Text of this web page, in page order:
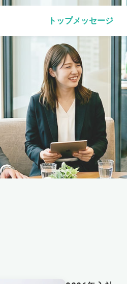
トップメッセージ